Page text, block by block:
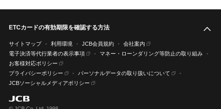
ETCカードの有効期限を確認する方法
サイトマップ 利用環境 JCB会員規約
会社案内
電子決済等代行業者の表示事項
マネー・ローンダリング等防止の取り組み
お客様対応ポリシー
プライバシーポリシー
パーソナルデータの取り扱いについて
JCBソーシャルメディアポリシー